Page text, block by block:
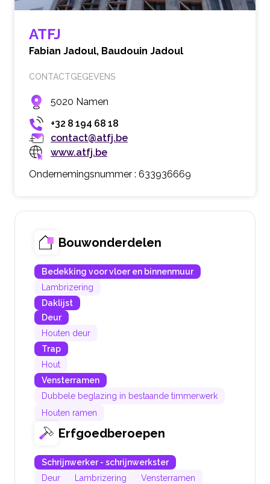
ATFJ
Fabian Jadoul, Baudouin Jadoul
CONTACTGEGEVENS
5020 Namen
+32 8 194 68 18
contact@atfj.be
www.atfj.be
Ondernemingsnummer : 633936669
Bouwonderdelen
Bedekking voor vloer en binnenmuur
Lambrizering
Daklijst
Deur
Houten deur
Trap
Hout
Vensterramen
Dubbele beglazing in bestaande timmerwerk
Houten ramen
Erfgoedberoepen
Schrijnwerker - schrijnwerkster
Deur
Lambrizering
Vensterramen